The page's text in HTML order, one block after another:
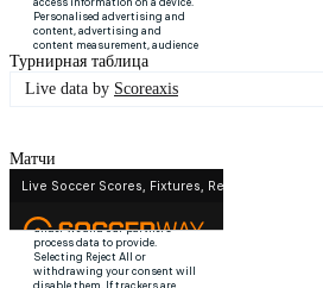
Турнирная таблица
Live data by Scoreaxis
Матчи